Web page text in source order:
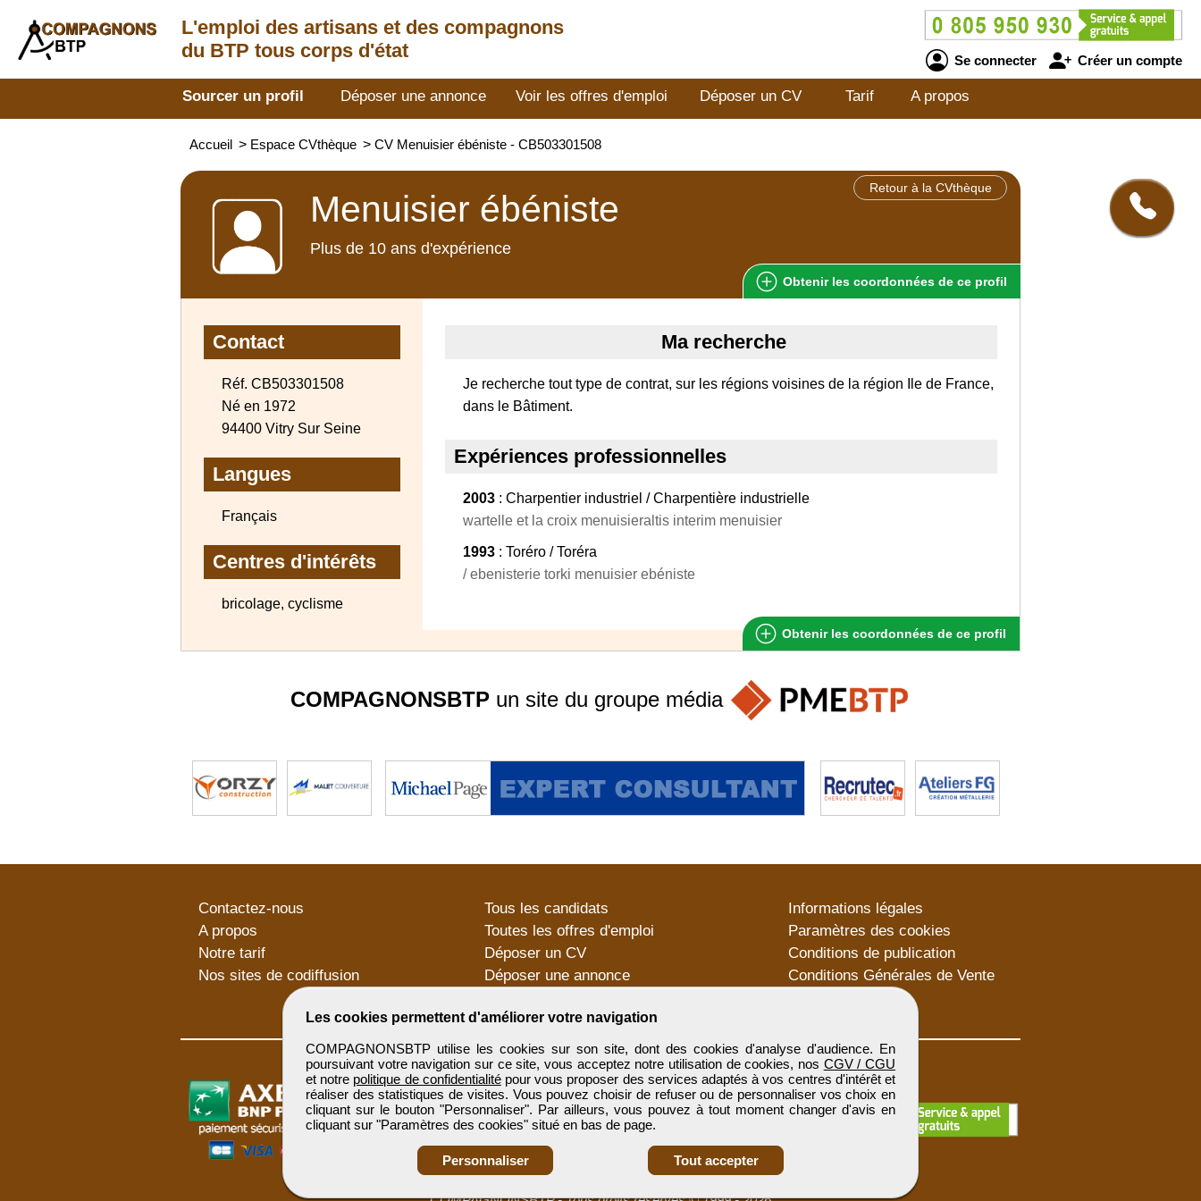
L'emploi des artisans et des compagnons
du BTP tous corps d'état
Se connecter Créer un compte
Sourcer un profil Déposer une annonce Voir les offres d'emploi Déposer un CV Tarif A propos
Accueil > Espace CVthèque > CV Menuisier ébéniste - CB503301508
Retour à la CVthèque
Menuisier ébéniste
Plus de 10 ans d'expérience
Obtenir les coordonnées de ce profil
Contact
Réf. CB503301508
Né en 1972
94400 Vitry Sur Seine
Langues
Français
Centres d'intérêts
bricolage, cyclisme
Ma recherche
Je recherche tout type de contrat, sur les régions voisines de la région Ile de France,
dans le Bâtiment.
Expériences professionnelles
2003 : Charpentier industriel / Charpentière industrielle
wartelle et la croix menuisieraltis interim menuisier
1993 : Toréro / Toréra
/ ebenisterie torki menuisier ebéniste
Obtenir les coordonnées de ce profil
Les cookies permettent d'améliorer votre navigation
COMPAGNONSBTP utilise les cookies sur son site, dont des cookies d'analyse d'audience. En
poursuivant votre navigation sur ce site, vous acceptez notre utilisation de cookies, nos CGV / CGU
et notre politique de confidentialitépour vous proposer des services adaptés à vos centres d'intérêt et
réaliser des statistiques de visites. Vous pouvez choisir de refuser ou de personnaliser vos choix en
cliquant sur le bouton "Personnaliser". Par ailleurs, vous pouvez à tout moment changer d'avis en
cliquant sur "Paramètres des cookies" situé en bas de page.
Personnaliser Tout accepter
COMPAGNONSBTP un site du groupe média
Contactez-nous
A propos
Notre tarif
Nos sites de codiffusion
Tous les candidats
Toutes les offres d'emploi
Déposer un CV
Déposer une annonce
Informations légales
Paramètres des cookies
Conditions de publication
Conditions Générales de Vente